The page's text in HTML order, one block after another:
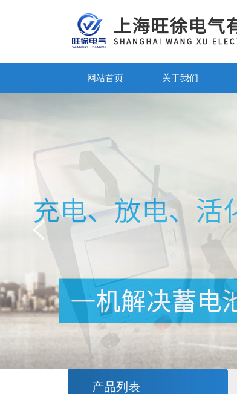
网站首页 关于我们
产品列表